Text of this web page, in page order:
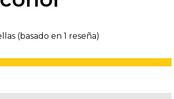
(basado en 1 reseña)